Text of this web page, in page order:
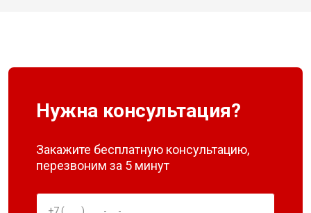
Нужна консультация?
Закажите бесплатную консультацию,
перезвоним за 5 минут